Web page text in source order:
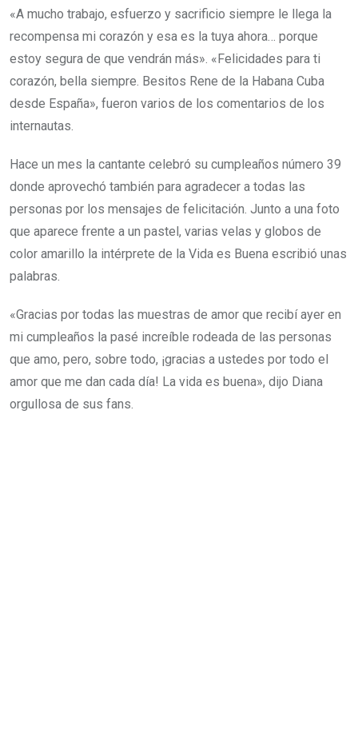
«A mucho trabajo, esfuerzo y sacrificio siempre le llega la
recompensa mi corazón y esa es la tuya ahora… porque
estoy segura de que vendrán más». «Felicidades para ti
corazón, bella siempre. Besitos Rene de la Habana Cuba
desde España», fueron varios de los comentarios de los
internautas.
Hace un mes la cantante celebró su cumpleaños número 39
donde aprovechó también para agradecer a todas las
personas por los mensajes de felicitación. Junto a una foto
que aparece frente a un pastel, varias velas y globos de
color amarillo la intérprete de la Vida es Buena escribió unas
palabras.
«Gracias por todas las muestras de amor que recibí ayer en
mi cumpleaños la pasé increíble rodeada de las personas
que amo, pero, sobre todo, ¡gracias a ustedes por todo el
amor que me dan cada día! La vida es buena», dijo Diana
orgullosa de sus fans.